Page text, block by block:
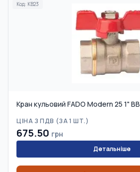
Код: KB23
Кран кульовий FADO Modern 25 1" ВВ
ЦІНА З ПДВ (ЗА 1 ШТ.)
675.50 грн
Детальніше